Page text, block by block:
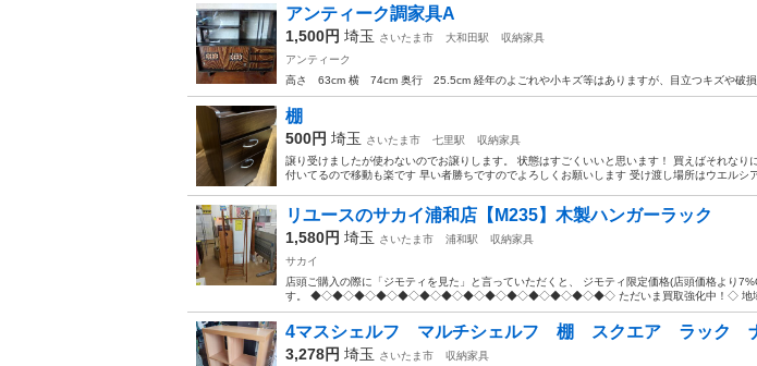
アンティーク調家具A
1,500円 埼玉 さいたま市 大和田駅
収納家具
アンティーク
高さ 63cm 横 74cm 奥行 25.5cm 経年のよごれや小キズ等はありますが、目立つキズや破損
棚
500円 埼玉 さいたま市 七里駅
収納家具
譲り受けましたが使わないのでお譲りします。 状態はすごくいいと思います！ 買えばそれなり
付いてるので移動も楽です 早い者勝ちですのでよろしくお願いします 受け渡し場所はウエルシ
リユースのサカイ浦和店【M235】木製ハンガーラック
1,580円 埼玉 さいたま市 浦和駅
収納家具
サカイ
店頭ご購入の際に「ジモティを見た」と言っていただくと、 ジモティ限定価格(店頭価格より
す。 ◆◇◆◇◆◇◆◇◆◇◆◇◆◇◆◇◆◇◆◇◆◇◆◇◆◇◆◇ ただいま買取強化中！◇ 地域
4マスシェルフ マルチシェルフ 棚 スクエア ラック
3,278円 埼玉 さいたま市
収納家具